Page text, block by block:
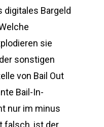
Bargeld
sie
sonstigen
von Bail Out
Bail-In-
nur im minus
falsch, ist der